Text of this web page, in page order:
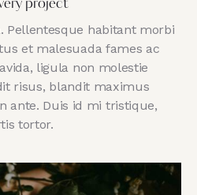
project
Pellentesque habitant morbi
et malesuada fames ac
ligula non molestie
risus, blandit maximus
ante. Duis id mi tristique,
tortor.